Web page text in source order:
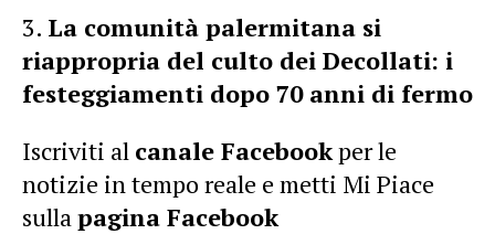
La comunità palermitana si
riappropria del culto dei Decollati: i
festeggiamenti dopo 70 anni di fermo
Iscriviti al canale Facebookper le
notizie in tempo reale e metti Mi Piace
sullapagina Facebook